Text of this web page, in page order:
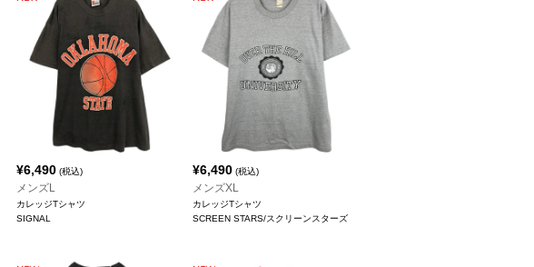
¥6,490 (税込)
メンズL
カレッジTシャツ
SIGNAL
¥6,490 (税込)
メンズXL
カレッジTシャツ
SCREEN STARS/スクリーンスターズ